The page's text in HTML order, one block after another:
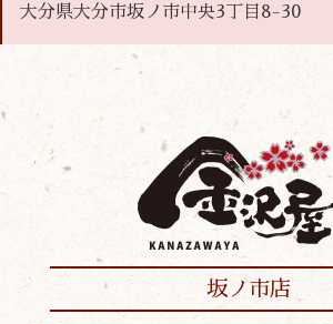
大分県大分市坂ノ市中央3丁目8-30
坂ノ市店